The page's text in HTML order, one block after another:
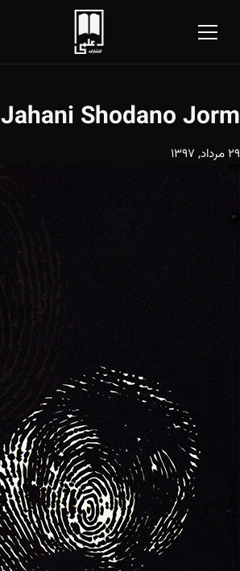
Jahani Shodano Jorm
29 مرداد, 1397